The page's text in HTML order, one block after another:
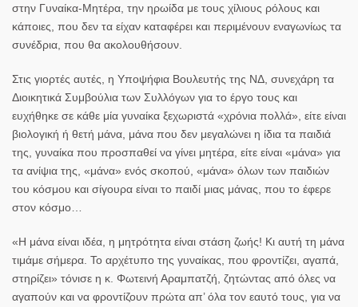
στην Γυναίκα-Μητέρα, την ηρωίδα με τους χίλιους ρόλους και
κάποιες, που δεν τα είχαν καταφέρει και περιμένουν εναγωνίως τα
συνέδρια, που θα ακολουθήσουν.
Στις γιορτές αυτές, η Υποψήφια Βουλευτής της ΝΔ, συνεχάρη τα
Διοικητικά Συμβούλια των Συλλόγων για το έργο τους και
ευχήθηκε σε κάθε μία γυναίκα ξεχωριστά «χρόνια πολλά», είτε είναι
βιολογική ή θετή μάνα, μάνα που δεν μεγαλώνει η ίδια τα παιδιά
της, γυναίκα που προσπαθεί να γίνει μητέρα, είτε είναι «μάνα» για
τα ανίψια της, «μάνα» ενός σκοπού, «μάνα» όλων των παιδιών
του κόσμου και σίγουρα είναι το παιδί μιας μάνας, που το έφερε
στον κόσμο…
«Η μάνα είναι ιδέα, η μητρότητα είναι στάση ζωής! Κι αυτή τη μάνα
τιμάμε σήμερα. Το αρχέτυπο της γυναίκας, που φροντίζει, αγαπά,
στηρίζει» τόνισε η κ. Φωτεινή Αραμπατζή, ζητώντας από όλες να
αγαπούν και να φροντίζουν πρώτα απ’ όλα τον εαυτό τους, για να